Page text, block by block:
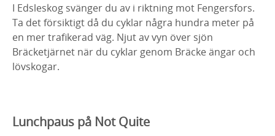
I Edsleskog svänger du av i riktning mot Fengersfors.
Ta det försiktigt då du cyklar några hundra meter på
en mer trafikerad väg. Njut av vyn över sjön
Bräcketjärnet när du cyklar genom Bräcke ängar och
lövskogar.
Lunchpaus på Not Quite